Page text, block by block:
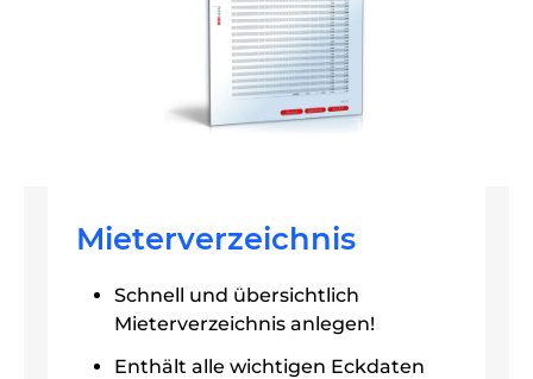
Mieterverzeichnis
Schnell und übersichtlich
Mieterverzeichnis anlegen!
Enthält alle wichtigen Eckdaten